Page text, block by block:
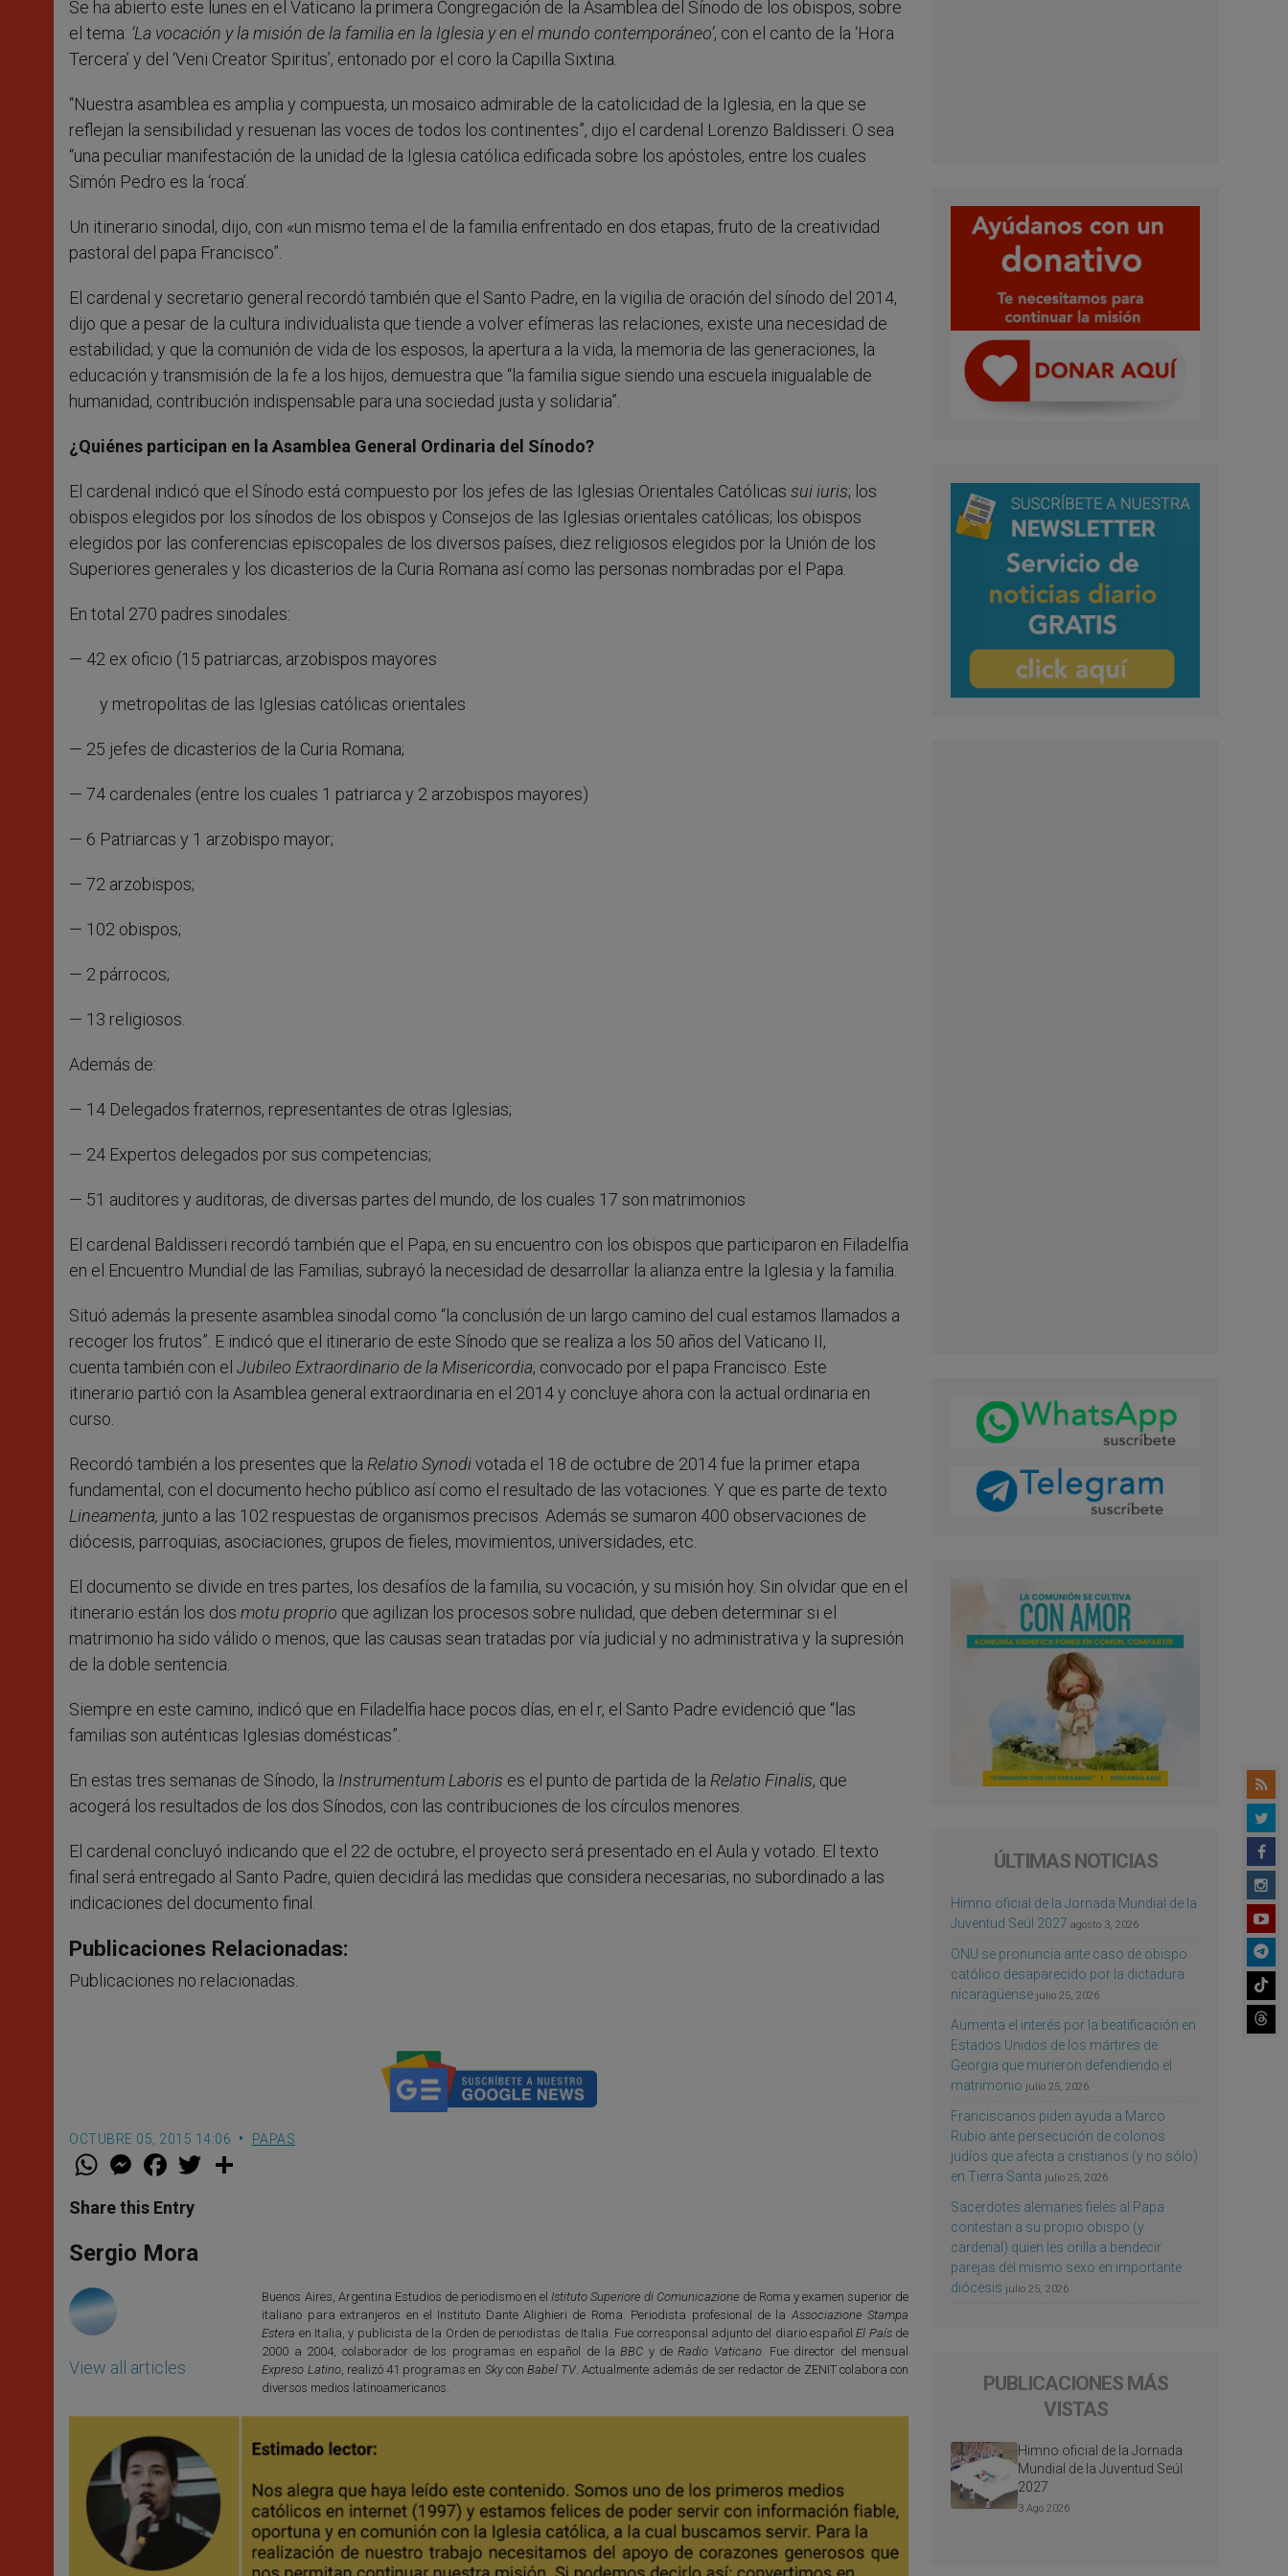
r
Se ha abierto este lunes en el Vaticano la primera Congregación de la Asamblea del Sínodo de los obispos, sobre
el tema: ‘La vocación y la misión de la familia en la Iglesia y en el mundo contemporáneo’, con el canto de la ‘Hora
Tercera’ y del ‘Veni Creator Spiritus’, entonado por el coro la Capilla Sixtina.
“Nuestra asamblea es amplia y compuesta, un mosaico admirable de la catolicidad de la Iglesia, en la que se
reflejan la sensibilidad y resuenan las voces de todos los continentes”, dijo el cardenal Lorenzo Baldisseri. O sea
“una peculiar manifestación de la unidad de la Iglesia católica edificada sobre los apóstoles, entre los cuales
Simón Pedro es la ‘roca’.
Un itinerario sinodal, dijo, con «un mismo tema el de la familia enfrentado en dos etapas, fruto de la creatividad
pastoral del papa Francisco”.
El cardenal y secretario general recordó también que el Santo Padre, en la vigilia de oración del sínodo del 2014,
dijo que a pesar de la cultura individualista que tiende a volver efímeras las relaciones, existe una necesidad de
estabilidad; y que la comunión de vida de los esposos, la apertura a la vida, la memoria de las generaciones, la
educación y transmisión de la fe a los hijos, demuestra que “la familia sigue siendo una escuela inigualable de
humanidad, contribución indispensable para una sociedad justa y solidaria”.
¿Quiénes participan en la Asamblea General Ordinaria del Sínodo?
El cardenal indicó que el Sínodo está compuesto por los jefes de las Iglesias Orientales Católicas sui iuris; los
obispos elegidos por los sínodos de los obispos y Consejos de las Iglesias orientales católicas; los obispos
elegidos por las conferencias episcopales de los diversos países, diez religiosos elegidos por la Unión de los
Superiores generales y los dicasterios de la Curia Romana así como las personas nombradas por el Papa.
En total 270 padres sinodales:
— 42 ex oficio (15 patriarcas, arzobispos mayores
y metropolitas de las Iglesias católicas orientales
— 25 jefes de dicasterios de la Curia Romana;
— 74 cardenales (entre los cuales 1 patriarca y 2 arzobispos mayores)
— 6 Patriarcas y 1 arzobispo mayor;
— 72 arzobispos;
— 102 obispos;
— 2 párrocos;
— 13 religiosos.
Además de:
— 14 Delegados fraternos, representantes de otras Iglesias;
— 24 Expertos delegados por sus competencias;
— 51 auditores y auditoras, de diversas partes del mundo, de los cuales 17 son matrimonios
El cardenal Baldisseri recordó también que el Papa, en su encuentro con los obispos que participaron en Filadelfia
en el Encuentro Mundial de las Familias, subrayó la necesidad de desarrollar la alianza entre la Iglesia y la familia.
Situó además la presente asamblea sinodal como “la conclusión de un largo camino del cual estamos llamados a
recoger los frutos”. E indicó que el itinerario de este Sínodo que se realiza a los 50 años del Vaticano II,
cuenta también con el Jubileo Extraordinario de la Misericordia, convocado por el papa Francisco. Este
itinerario partió con la Asamblea general extraordinaria en el 2014 y concluye ahora con la actual ordinaria en
curso.
Recordó también a los presentes que la Relatio Synodivotada el 18 de octubre de 2014 fue la primer etapa
fundamental, con el documento hecho público así como el resultado de las votaciones. Y que es parte de texto
Lineamenta, junto a las 102 respuestas de organismos precisos. Además se sumaron 400 observaciones de
diócesis, parroquias, asociaciones, grupos de fieles, movimientos, universidades, etc.
El documento se divide en tres partes, los desafíos de la familia, su vocación, y su misión hoy. Sin olvidar que en el
itinerario están los dos motu proprio que agilizan los procesos sobre nulidad, que deben determinar si el
matrimonio ha sido válido o menos, que las causas sean tratadas por vía judicial y no administrativa y la supresión
de la doble sentencia.
Siempre en este camino, indicó que en Filadelfia hace pocos días, en el r, el Santo Padre evidenció que “las
familias son auténticas Iglesias domésticas”.
En estas tres semanas de Sínodo, la Instrumentum Laboris es el punto de partida de la Relatio Finalis, que
acogerá los resultados de los dos Sínodos, con las contribuciones de los círculos menores.
El cardenal concluyó indicando que el 22 de octubre, el proyecto será presentado en el Aula y votado. El texto
final será entregado al Santo Padre, quien decidirá las medidas que considera necesarias, no subordinado a las
indicaciones del documento final.
Publicaciones Relacionadas:
Publicaciones no relacionadas.
OCTUBRE 05, 2015 14:06 PAPAS
W
t
s
p
p
M
e
s
e
g
e
F
a
e
b
o
k
w
Share this Entry
Sergio Mora
View all articles
Buenos Aires, Argentina Estudios de periodismo en el Istituto Superiore di Comunicazione de Roma y examen superior de
italiano para extranjeros en el Instituto Dante Alighieri de Roma. Periodista profesional de la Associazione Stampa
Estera en Italia, y publicista de la Orden de periodistas de Italia. Fue corresponsal adjunto del diario españolEl Paísde
2000 a 2004, colaborador de los programas en español de laBBC y deRadio Vaticano. Fue director del mensual
Expreso Latino, realizó 41 programas en Skycon Babel TV. Actualmente además de ser redactor de ZENIT colabora con
diversos medios latinoamericanos.
ÚLTIMAS NOTICIAS
Himno oficial de la Jornada Mundial de la
Juventud Seúl 2027 agosto 3, 2026
ONU se pronuncia ante caso de obispo
católico desaparecido por la dictadura
nicaragüense julio 25, 2026
Aumenta el interés por la beatificación en
Estados Unidos de los mártires de
Georgia que murieron defendiendo el
matrimonio julio 25, 2026
Franciscanos piden ayuda a Marco
Rubio ante persecución de colonos
judíos que afecta a cristianos (y no sólo)
en Tierra Santa julio 25, 2026
Sacerdotes alemanes fieles al Papa
contestan a su propio obispo (y
cardenal) quien les orilla a bendecir
parejas del mismo sexo en importante
diócesis julio 25, 2026
PUBLICACIONES MÁS
VISTAS
Himno oficial de la Jornada
Mundial de la Juventud Seúl
2027
3 Ago 2026